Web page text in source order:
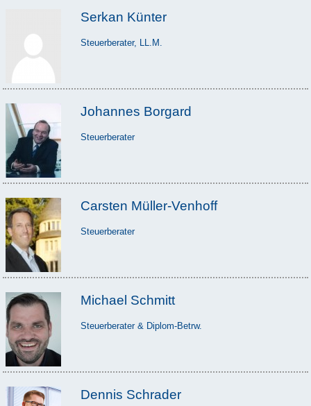
Serkan Künter
Steuerberater, LL.M.
Johannes Borgard
Steuerberater
Carsten Müller-Venhoff
Steuerberater
Michael Schmitt
Steuerberater & Diplom-Betrw.
Dennis Schrader